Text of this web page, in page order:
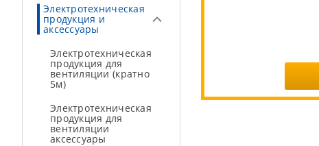
Электротехническая
продукция и
аксессуары
Электротехническая
продукция для
вентиляции (кратно
5м)
Электротехническая
продукция для
вентиляции
аксессуары